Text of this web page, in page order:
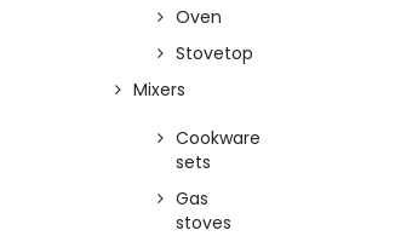
Oven
Stovetop
Mixers
Cookware
sets
Gas
stoves